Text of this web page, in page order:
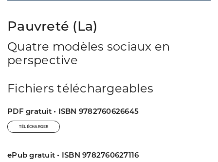
Pauvreté (La)
Quatre modèles sociaux en
perspective
Fichiers téléchargeables
PDF gratuit • ISBN 9782760626645
TÉLÉCHARGER
ePub gratuit • ISBN 9782760627116